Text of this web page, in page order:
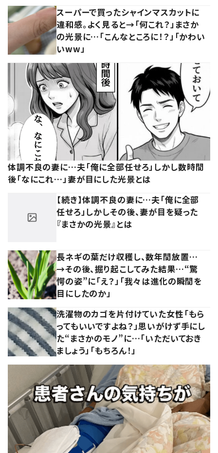
スーパーで買ったシャインマスカットに
違和感。よく見ると→「何これ？」まさか
の光景に…「こんなところに！？」「かわい
いww」
体調不良の妻に…夫「俺に全部任せろ」しかし数時間
後「なにこれ…」妻が目にした光景とは
【続き】体調不良の妻に…夫「俺に全部
任せろ」しかしその後、妻が目を疑った
『まさかの光景』とは
長ネギの葉だけ収穫し、数年間放置…
→その後、掘り起こしてみた結果…“驚
愕の姿”に「え？」「我々は進化の瞬間を
目にしたのか」
洗濯物のカゴを片付けていた女性「もら
ってもいいですよね？」思いがけず手にし
た“まさかのモノ”に…「いただいておき
ましょう」「もちろん！」